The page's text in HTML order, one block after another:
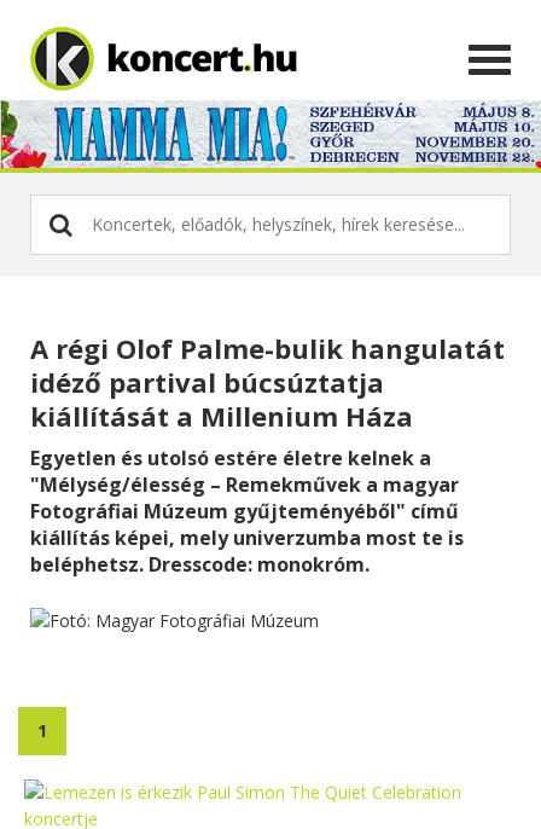
A régi Olof Palme-bulik hangulatát
idéző partival búcsúztatja
kiállítását a Millenium Háza
Egyetlen és utolsó estére életre kelnek a
"Mélység/élesség – Remekművek a magyar
Fotográfiai Múzeum gyűjteményéből" című
kiállítás képei, mely univerzumba most te is
beléphetsz. Dresscode: monokróm.
1